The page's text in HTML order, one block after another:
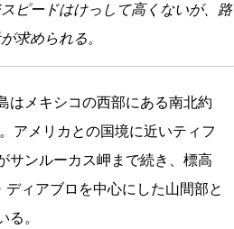
ピードはけっして高くないが、路
求められる。
はメキシコの西部にある南北約
アメリカとの国境に近いティフ
サンルーカス岬まで続き、標高
ディアブロを中心にした山間部と
る。